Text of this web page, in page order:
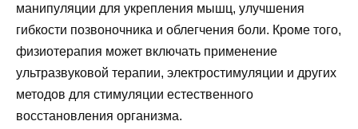
манипуляции для укрепления мышц, улучшения
гибкости позвоночника и облегчения боли. Кроме того,
физиотерапия может включать применение
ультразвуковой терапии, электростимуляции и других
методов для стимуляции естественного
восстановления организма.